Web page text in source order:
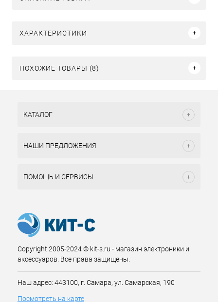
ХАРАКТЕРИСТИКИ
ПОХОЖИЕ ТОВАРЫ (8)
КАТАЛОГ
НАШИ ПРЕДЛОЖЕНИЯ
ПОМОЩЬ И СЕРВИСЫ
Copyright 2005-2024 © kit-s.ru - магазин электроники и
аксессуаров. Все права защищены.
Наш адрес: 443100, г. Самара, ул. Самарская, 190
Посмотреть на карте